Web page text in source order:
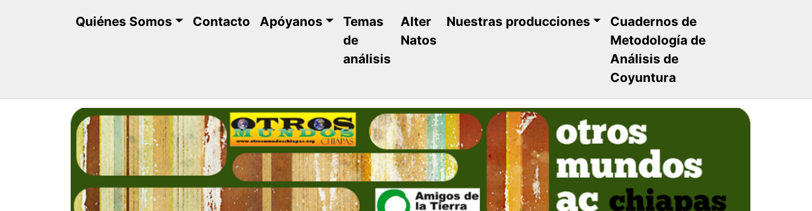
Quiénes Somos Contacto Apóyanos
Temas
de
análisis
Alter
Natos
Nuestras producciones
Cuadernos de
Metodología de
Análisis de
Coyuntura